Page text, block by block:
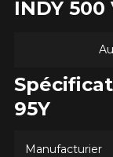
INDY 500
95Y
Manufacturier